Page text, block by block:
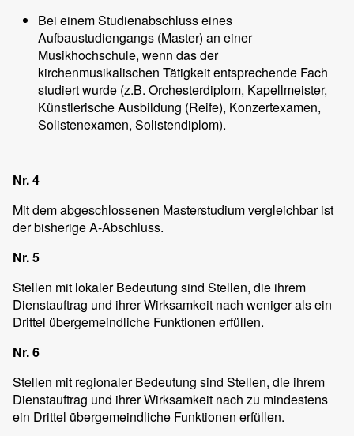
Bei einem Studienabschluss eines
Aufbaustudiengangs (Master) an einer
Musikhochschule, wenn das der
kirchenmusikalischen Tätigkeit entsprechende Fach
studiert wurde (z.B. Orchesterdiplom, Kapellmeister,
Künstlerische Ausbildung (Reife), Konzertexamen,
Solistenexamen, Solistendiplom).
Nr. 4
Mit dem abgeschlossenen Masterstudium vergleichbar ist
der bisherige A-Abschluss.
Nr. 5
Stellen mit lokaler Bedeutung sind Stellen, die ihrem
Dienstauftrag und ihrer Wirksamkeit nach weniger als ein
Drittel übergemeindliche Funktionen erfüllen.
Nr. 6
Stellen mit regionaler Bedeutung sind Stellen, die ihrem
Dienstauftrag und ihrer Wirksamkeit nach zu mindestens
ein Drittel übergemeindliche Funktionen erfüllen.